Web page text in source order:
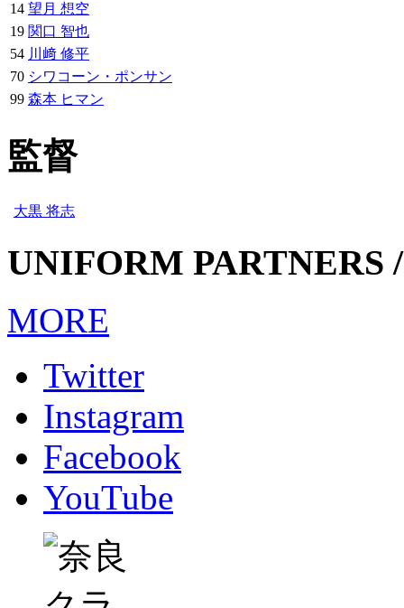
14 望月 想空
19 関口 智也
54 川﨑 修平
70 シワコーン・ポンサン
99 森本 ヒマン
監督
大黒 将志
UNIFORM PARTNERS
MORE
Twitter
Instagram
Facebook
YouTube